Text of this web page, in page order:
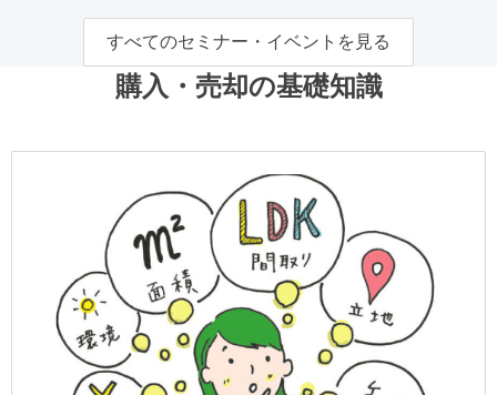
すべてのセミナー・イベントを見る
購入・売却の基礎知識